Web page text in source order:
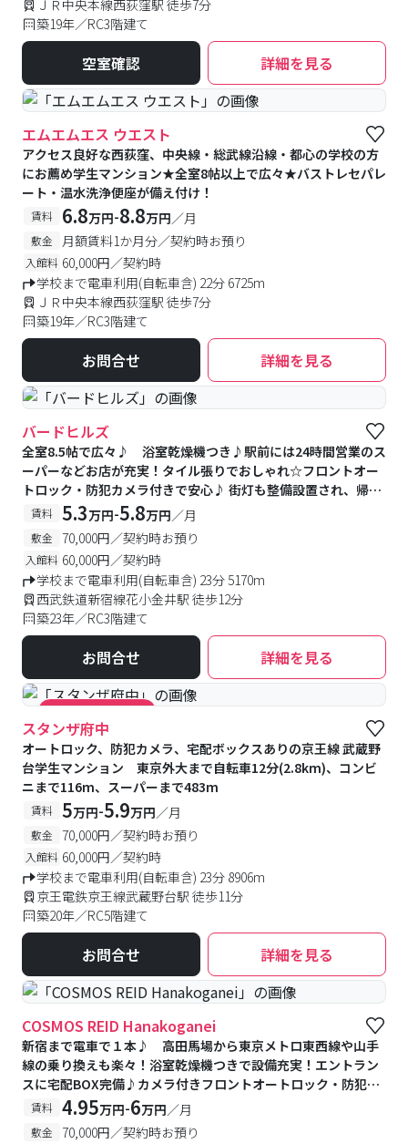
ＪＲ中央本線西荻窪駅 徒歩7分
築19年／RC3階建て
空室確認 詳細を見る
エムエムエス ウエスト
アクセス良好な西荻窪、中央線・総武線沿線・都心の学校の方
にお薦め学生マンション★全室8帖以上で広々★バストレセパレ
ート・温水洗浄便座が備え付け！
賃料 6.8万円-8.8万円／月
敷金 月額賃料1か月分／契約時お預り
入館料 60,000円／契約時
学校まで電車利用(自転車含) 22分 6725m
ＪＲ中央本線西荻窪駅 徒歩7分
築19年／RC3階建て
お問合せ 詳細を見る
バードヒルズ
全室8.5帖で広々♪ 浴室乾燥機つき♪駅前には24時間営業のス
ーパーなどお店が充実！タイル張りでおしゃれ☆フロントオー
トロック・防犯カメラ付きで安心♪ 街灯も整備設置され、帰り
道も安心です！
賃料 5.3万円-5.8万円／月
敷金 70,000円／契約時お預り
入館料 60,000円／契約時
学校まで電車利用(自転車含) 23分 5170m
西武鉄道新宿線花小金井駅 徒歩12分
築23年／RC3階建て
お問合せ 詳細を見る
#キャンペーン実施中
スタンザ府中
オートロック、防犯カメラ、宅配ボックスありの京王線 武蔵野
台学生マンション 東京外大まで自転車12分(2.8km)、コンビ
ニまで116m、スーパーまで483m
賃料 5万円-5.9万円／月
敷金 70,000円／契約時お預り
入館料 60,000円／契約時
学校まで電車利用(自転車含) 23分 8906m
京王電鉄京王線武蔵野台駅 徒歩11分
築20年／RC5階建て
お問合せ 詳細を見る
COSMOS REID Hanakoganei
新宿まで電車で１本♪ 高田馬場から東京メトロ東西線や山手
線の乗り換えも楽々！浴室乾燥機つきで設備充実！エントラン
スに宅配BOX完備♪カメラ付きフロントオートロック・防犯カ
メラ付きで安心♪駅前には24時間営業のスーパーなどお店が充
賃料 4.95万円-6万円／月
敷金 70,000円／契約時お預り